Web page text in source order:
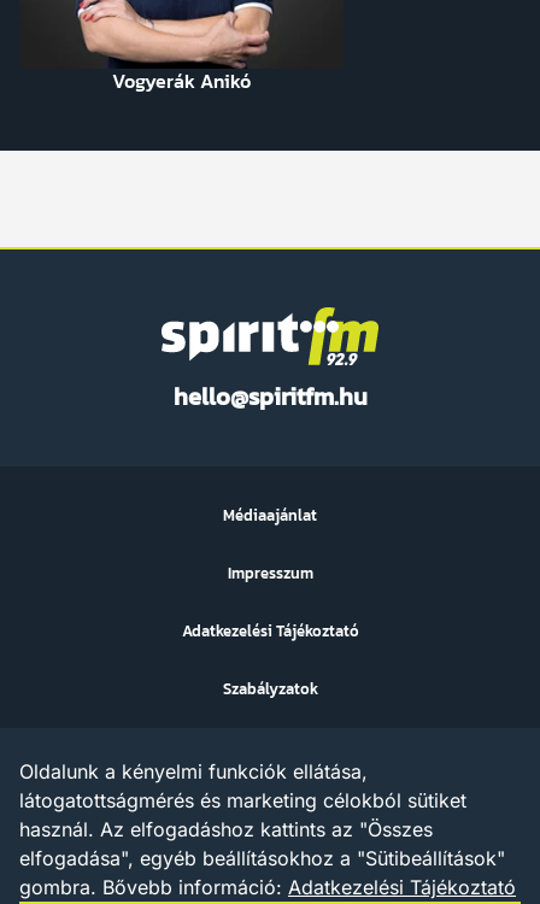
Vogyerák Anikó
hello@spiritfm.hu
FM
Az ezen a weboldalon megjelenő szövegek, grafikák, képek,
hangfelvételek, video anyagok vagy egyéb tartalmak szerzői jogi
védelem alatt állnak.
Az X AND A Kft. minden jogot fenntart a tartalommal
kapcsolatosan, beleértve a tartalom szöveg- és adatbányászat
Médiaajánlat
Impresszum
Adatkezelési Tájékoztató
Szabályzatok
Oldalunk a kényelmi funkciók ellátása,
látogatottságmérés és marketing célokból sütiket
használ. Az elfogadáshoz kattints az "Összes
elfogadása", egyéb beállításokhoz a "Sütibeállítások"
gombra. Bővebb információ: Adatkezelési Tájékoztató